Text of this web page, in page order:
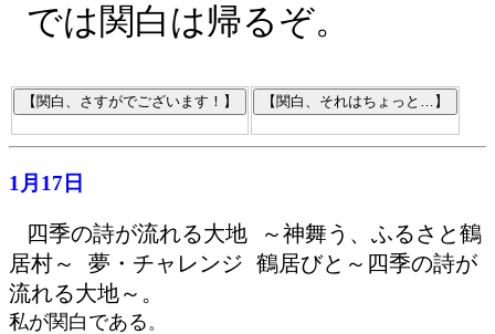
では関白は帰るぞ。
1月17日
四季の詩が流れる大地 ～神舞う、ふるさと鶴
居村～ 夢・チャレンジ 鶴居びと～四季の詩が
流れる大地～。
私が関白である 。